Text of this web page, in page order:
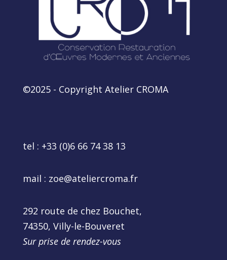
©2025 - Copyright Atelier CROMA
tel : +33 (0)6 66 74 38 13
mail : zoe@ateliercroma.fr
292 route de chez Bouchet,
74350, Villy-le-Bouveret
Sur prise de rendez-vous